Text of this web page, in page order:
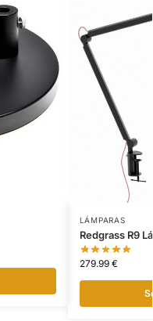
LÁMPARAS
Redgrass R9
279.99 €